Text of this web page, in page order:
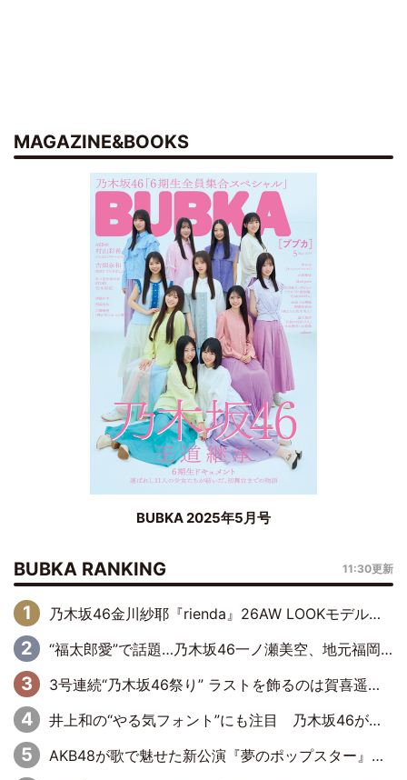
MAGAZINE&BOOKS
BUBKA 2025年5月号
BUBKA RANKING 11:30更新
乃木坂46金川紗耶『rienda』26AW LOOKモデルに就任
“福太郎愛”で話題…乃木坂46一ノ瀬美空、地元福岡『めんべい25周年トップサポーター』に就任
3号連続“乃木坂46祭り” ラストを飾るのは賀喜遥香…5年ぶりの登場に「5年分大人になった私を見ていただけたら」
井上和の“やる気フォント”にも注目 乃木坂46が挑んだ書道パフォーマンスの舞台裏
AKB48が歌で魅せた新公演『夢のポップスター』 初日から全身全霊のステージ